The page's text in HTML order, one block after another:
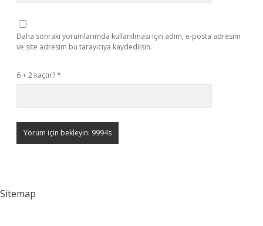
Daha sonraki yorumlarımda kullanılması için adım, e-posta adresim
ve site adresim bu tarayıcıya kaydedilsin.
6 + 2 kaçtır?*
Sitemap